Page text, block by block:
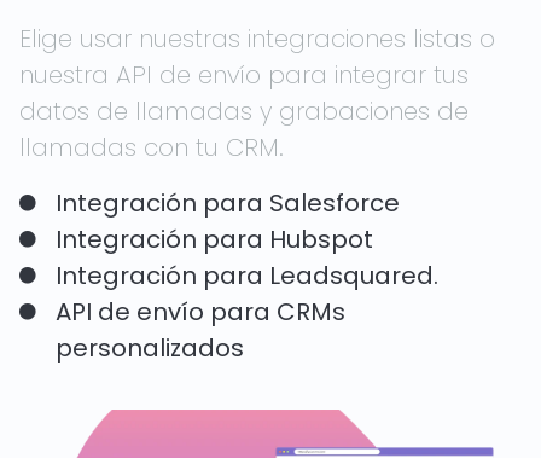
Elige usar nuestras integraciones listas o
nuestra API de envío para integrar tus
datos de llamadas y grabaciones de
llamadas con tu CRM.
Integración para Salesforce
Integración para Hubspot
Integración para Leadsquared.
API de envío para CRMs
personalizados